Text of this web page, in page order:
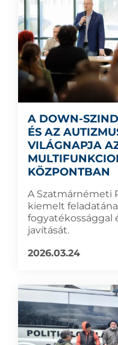
A DOWN-
ÉS AZ
VILÁGNAPJA
KÖZPONTBAN
A Szatmárnémeti
kiemelt
fogyatékossággal
javítását.
2026.03.24